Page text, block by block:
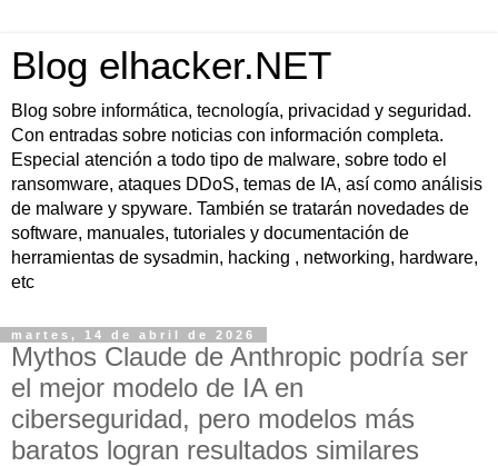
Blog elhacker.NET
Blog sobre informática, tecnología, privacidad y seguridad.
Con entradas sobre noticias con información completa.
Especial atención a todo tipo de malware, sobre todo el
ransomware, ataques DDoS, temas de IA, así como análisis
de malware y spyware. También se tratarán novedades de
software, manuales, tutoriales y documentación de
herramientas de sysadmin, hacking , networking, hardware,
etc
martes, 14 de abril de 2026
Mythos Claude de Anthropic podría ser
el mejor modelo de IA en
ciberseguridad, pero modelos más
baratos logran resultados similares